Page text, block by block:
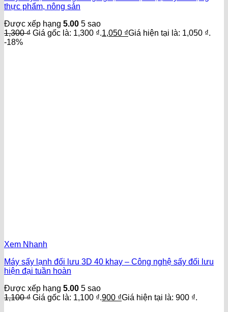
thực phẩm, nông sản
Được xếp hạng 5.00 5 sao
1,300₫ Giá gốc là: 1,300 ₫.1,050 ₫Giá hiện tại là: 1,050 ₫.
-18%
Xem Nhanh
Máy sấy lạnh đối lưu 3D 40 khay – Công nghệ sấy đối lưu
hiện đại tuần hoàn
Được xếp hạng 5.00 5 sao
1,100₫ Giá gốc là: 1,100 ₫.900 ₫Giá hiện tại là: 900 ₫.